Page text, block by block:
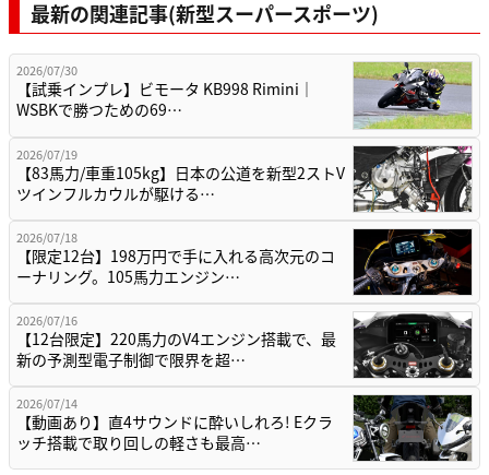
最新の関連記事(新型スーパースポーツ)
2026/07/30
【試乗インプレ】ビモータ KB998 Rimini｜
WSBKで勝つための69…
2026/07/19
【83馬力/車重105kg】日本の公道を新型2ストV
ツインフルカウルが駆ける…
2026/07/18
【限定12台】198万円で手に入れる高次元のコ
ーナリング。105馬力エンジン…
2026/07/16
【12台限定】220馬力のV4エンジン搭載で、最
新の予測型電子制御で限界を超…
2026/07/14
【動画あり】直4サウンドに酔いしれろ! Eクラ
ッチ搭載で取り回しの軽さも最高…